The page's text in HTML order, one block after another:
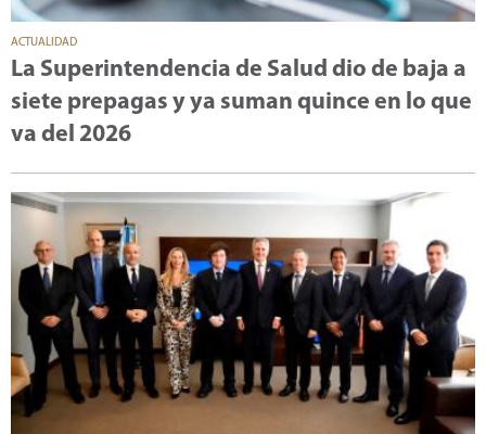
ACTUALIDAD
La Superintendencia de Salud dio de baja a
siete prepagas y ya suman quince en lo que
va del 2026